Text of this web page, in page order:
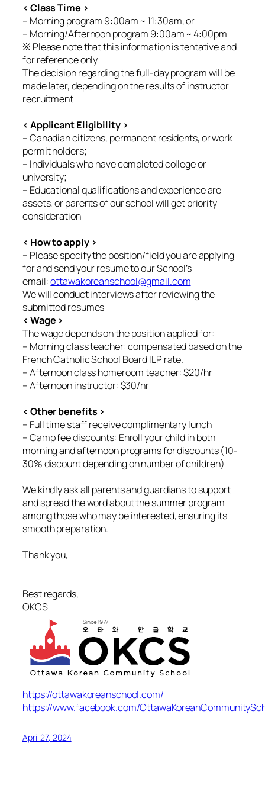
< Class Time >
– Morning program 9:00am ~ 11:30am, or
– Morning/Afternoon program 9:00am ~ 4:00pm
※ Please note that this information is tentative and
for reference only
The decision regarding the full-day program will be
made later, depending on the results of instructor
recruitment
< Applicant Eligibility >
– Canadian citizens, permanent residents, or work
permit holders;
– Individuals who have completed college or
university;
– Educational qualifications and experience are
assets, or parents of our school will get priority
consideration
< How to apply >
– Please specify the position/field you are applying
for and send your resume to our School’s
email:ottawakoreanschool@gmail.com
We will conduct interviews after reviewing the
submitted resumes
< Wage >
The wage depends on the position applied for:
– Morning class teacher: compensated based on the
French Catholic School Board ILP rate.
– Afternoon class homeroom teacher: $20/hr
– Afternoon instructor: $30/hr
< Other benefits >
– Full time staff receive complimentary lunch
– Camp fee discounts: Enroll your child in both
morning and afternoon programs for discounts (10-
30% discount depending on number of children)
We kindly ask all parents and guardians to support
and spread the word about the summer program
among those who may be interested, ensuring its
smooth preparation.
Thank you,
Best regards,
OKCS
https://ottawakoreanschool.com/
https://www.facebook.com/
April 27, 2024